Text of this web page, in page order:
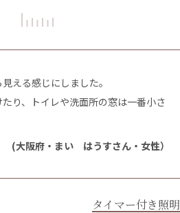
える感じにしました。
り、トイレや洗面所の窓は一番小さ
(大阪府・まい はうすさん・女性）
タイマー付き照明